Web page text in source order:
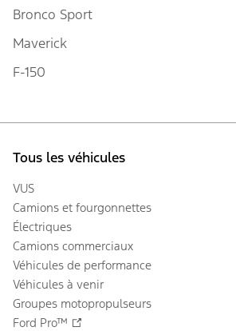
Bronco Sport
Maverick
F-150
Tous les véhicules
VUS
Camions et fourgonnettes
Électriques
Camions commerciaux
Véhicules de performance
Véhicules à venir
Groupes motopropulseurs
Ford Pro™